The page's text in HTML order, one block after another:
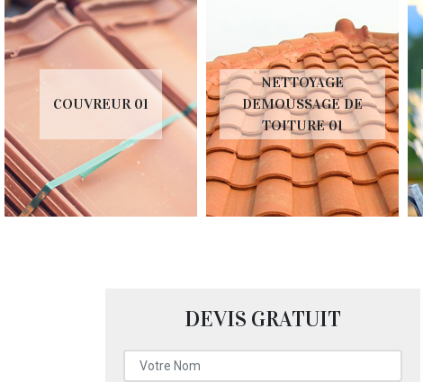
COUVREUR 01
NETTOYAGE
DEMOUSSAGE DE
TOITURE 01
DEVIS GRATUIT